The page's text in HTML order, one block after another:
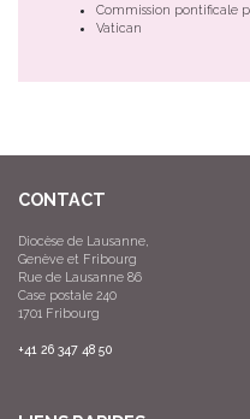
Commission pontificale
Vatican
CONTACT
Diocèse de Lausanne,
Genève et Fribourg
Rue de Lausanne 86
Case postale 240
1701 Fribourg
+41 26 347 48 50